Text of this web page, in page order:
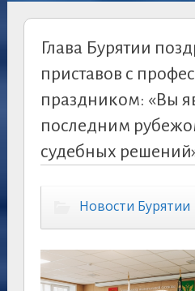
Глава Бурятии
приставов с
праздником: «Вы
последним
судебных
Новости Бурятии